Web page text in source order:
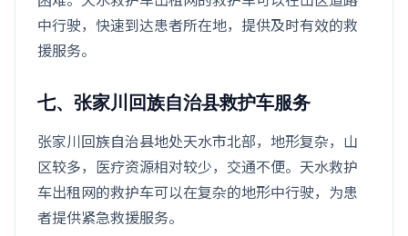
中行驶，快速到达患者所在地，提供及时有效的救
援服务。
七、张家川回族自治县救护车服务
张家川回族自治县地处天水市北部，地形复杂，山
区较多，医疗资源相对较少，交通不便。天水救护
车出租网的救护车可以在复杂的地形中行驶，为患
者提供紧急救援服务。